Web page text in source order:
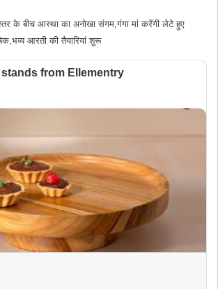
के बीच आस्था का अनोखा संगम,गंगा मां करेंगी लेटे हुए
आरती की तैयारियां शुरू
from Ellementry